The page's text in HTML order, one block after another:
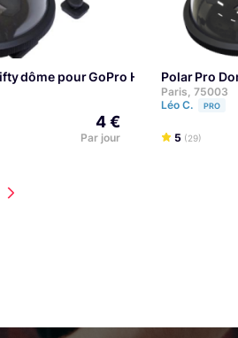
dôme pour GoPro Hero 7 / Hero6 /
4 €
Par jour
Polar Pro
Paris, 75003
Léo C.
PRO
5 (29)